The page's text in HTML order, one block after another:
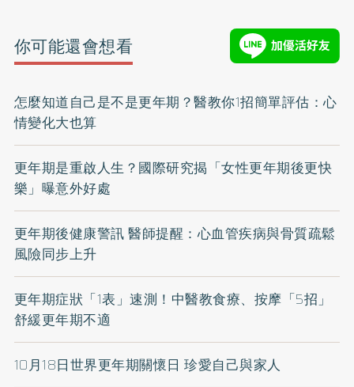
你可能還會想看
怎麼知道自己是不是更年期？醫教你1招簡單評估：心
情變化大也算
更年期是重啟人生？國際研究揭「女性更年期後更快
樂」曝意外好處
更年期後健康警訊 醫師提醒：心血管疾病與骨質疏鬆
風險同步上升
更年期症狀「1表」速測！中醫教食療、按摩「5招」
舒緩更年期不適
10月18日世界更年期關懷日 珍愛自己與家人